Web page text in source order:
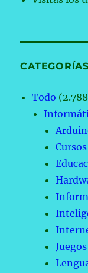
CATEGORÍAS
Todo
Cursos
Juegos